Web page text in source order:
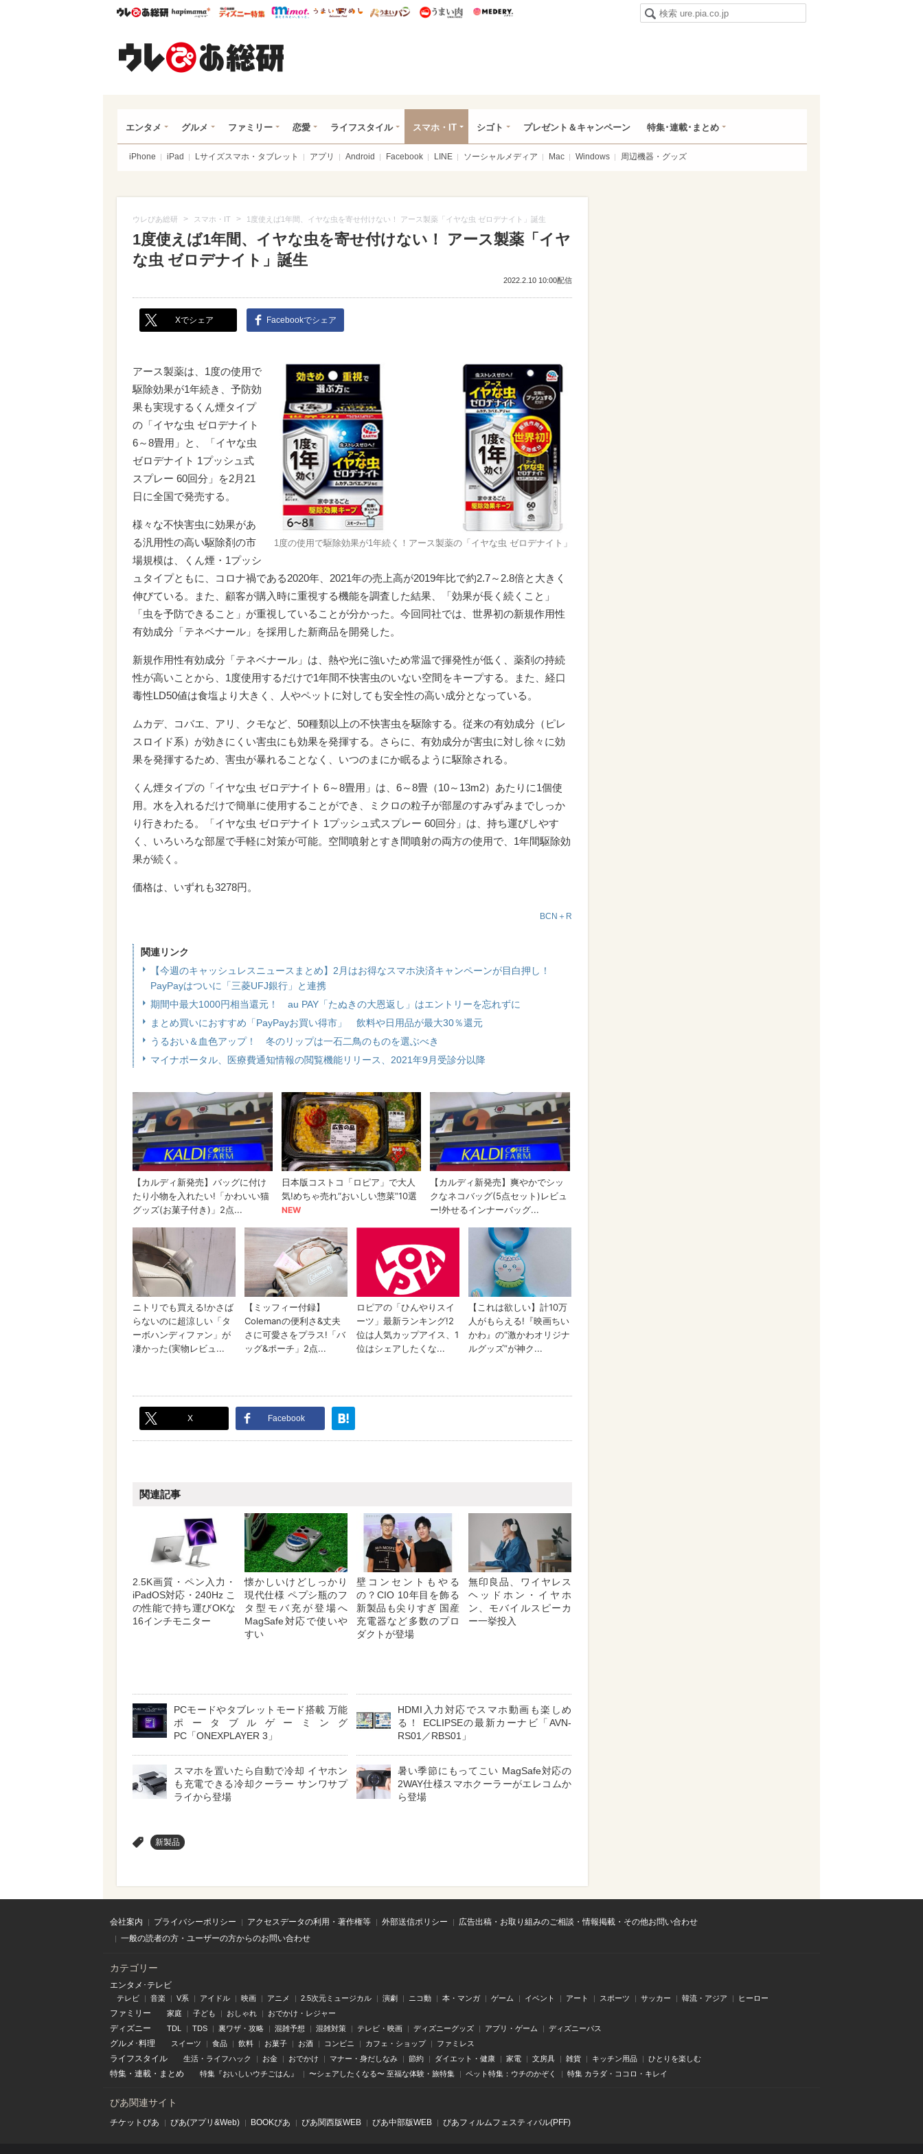
ウレぴあ総研ハピママ* ウレぴあ総研 ディズニー特集
mimot. うまいめし うまいパン うまい肉
エンタメ グルメ ファミリー 恋愛 ライフスタイル スマホ・IT シゴト プレゼント＆キャンペーン 特集･連載･まとめ
iPhone iPad Lサイズスマホ・タブレット アプリ Android Facebook LINE ソーシャルメディア Mac Windows 周辺機器・グッズ
ウレぴあ総研 > スマホ・IT > 1度使えば1年間、イヤな虫を寄せ付けない！ アース製薬「イヤな虫 ゼロデナイト」誕生
1度使えば1年間、イヤな虫を寄せ付けない！ アース製薬「イヤ
な虫 ゼロデナイト」誕生
2022.2.10 10:00配信
Xでシェア Facebookでシェア
1度の使用で駆除効果が1年続く！アース製薬の「イヤな虫 ゼロデナイト」
アース製薬は、1度の使用で
駆除効果が1年続き、予防効
果も実現するくん煙タイプ
の「イヤな虫 ゼロデナイト
6～8畳用」と、「イヤな虫
ゼロデナイト 1プッシュ式
スプレー 60回分」を2月21
日に全国で発売する。
様々な不快害虫に効果があ
る汎用性の高い駆除剤の市
場規模は、くん煙・1プッシ
ュタイプともに、コロナ禍である2020年、2021年の売上高が2019年比で約2.7～2.8倍と大きく
伸びている。また、顧客が購入時に重視する機能を調査した結果、「効果が長く続くこと」
「虫を予防できること」が重視していることが分かった。今回同社では、世界初の新規作用性
有効成分「テネベナール」を採用した新商品を開発した。
新規作用性有効成分「テネベナール」は、熱や光に強いため常温で揮発性が低く、薬剤の持続
性が高いことから、1度使用するだけで1年間不快害虫のいない空間をキープする。また、経口
毒性LD50値は食塩より大きく、人やペットに対しても安全性の高い成分となっている。
ムカデ、コバエ、アリ、クモなど、50種類以上の不快害虫を駆除する。従来の有効成分（ピレ
スロイド系）が効きにくい害虫にも効果を発揮する。さらに、有効成分が害虫に対し徐々に効
果を発揮するため、害虫が暴れることなく、いつのまにか眠るように駆除される。
くん煙タイプの「イヤな虫 ゼロデナイト 6～8畳用」は、6～8畳（10～13m2）あたりに1個使
用。水を入れるだけで簡単に使用することができ、ミクロの粒子が部屋のすみずみまでしっか
り行きわたる。「イヤな虫 ゼロデナイト 1プッシュ式スプレー 60回分」は、持ち運びしやす
く、いろいろな部屋で手軽に対策が可能。空間噴射とすき間噴射の両方の使用で、1年間駆除効
果が続く。
価格は、いずれも3278円。
BCN＋R
関連リンク
【今週のキャッシュレスニュースまとめ】2月はお得なスマホ決済キャンペーンが目白押し！
PayPayはついに「三菱UFJ銀行」と連携
期間中最大1000円相当還元！ au PAY「たぬきの大恩返し」はエントリーを忘れずに
まとめ買いにおすすめ「PayPayお買い得市」 飲料や日用品が最大30％還元
うるおい＆血色アップ！ 冬のリップは一石二鳥のものを選ぶべき
マイナポータル、医療費通知情報の閲覧機能リリース、2021年9月受診分以降
X Facebook
関連記事
2.5K画質・ペン入力・
iPadOS対応・240Hz こ
の性能で持ち運びOKな
16インチモニター
懐かしいけどしっかり
現代仕様 ペプシ瓶のフ
タ型モバ充が登場へ
MagSafe対応で使いや
すい
壁コンセントもやる
の？CIO 10年目を飾る
新製品も尖りすぎ 国産
充電器など多数のプロ
ダクトが登場
無印良品、ワイヤレス
ヘッドホン・イヤホ
ン、モバイルスピーカ
ー一挙投入
PCモードやタブレットモード搭載 万能
ポータブルゲーミング
PC「ONEXPLAYER 3」
HDMI入力対応でスマホ動画も楽しめ
る！ ECLIPSEの最新カーナビ「AVN-
RS01／RBS01」
スマホを置いたら自動で冷却 イヤホン
も充電できる冷却クーラー サンワサプ
ライから登場
暑い季節にもってこい MagSafe対応の
2WAY仕様スマホクーラーがエレコムか
ら登場
新製品
会社案内 プライバシーポリシー アクセスデータの利用・著作権等 外部送信ポリシー
広告出稿・お取り組みのご相談・情報掲載・その他お問い合わせ
一般の読者の方・ユーザーの方からのお問い合わせ
カテゴリー
エンタメ･テレビ
テレビ 音楽 V系 アイドル 映画 アニメ 2.5次元ミュージカル 演劇 ニコ動 本・マンガ ゲーム イベント アート スポーツ サッカー 韓流・アジア ヒーロー
ファミリー 家庭 子ども おしゃれ おでかけ・レジャー
ディズニー TDL TDS 裏ワザ・攻略 混雑予想 混雑対策 テレビ・映画 ディズニーグッズ アプリ・ゲーム ディズニーパス
グルメ･料理 スイーツ 食品 飲料 お菓子 お酒 コンビニ カフェ・ショップ ファミレス
ライフスタイル 生活・ライフハック お金 おでかけ マナー・身だしなみ 節約 ダイエット・健康 家電 文房具 雑貨 キッチン用品 ひとりを楽しむ
特集 ・ 連載 ・ まとめ 特集『おいしいウチごはん』 〜シェアしたくなる〜 至福な体験・旅特集 ペット特集：ウチのかぞく 特集 カラダ・ココロ・キレイ
ぴあ関連サイト
チケットぴあ ぴあ(アプリ&Web) BOOKぴあ ぴあ関⻄版WEB ぴあ中部版WEB ぴあフィルムフェスティバル(PFF)